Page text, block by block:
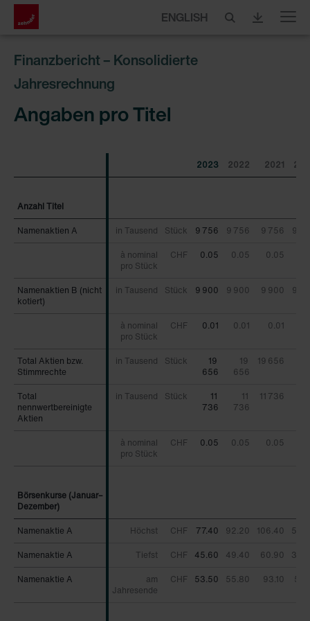
ENGLISH Menu
Finanzbericht – Konsolidierte
Jahresrechnung
Angaben pro Titel
2023 2022 2021
Anzahl Titel
Namenaktien A in Tausend Stück 9 756 9 756 9 756 9
à nominal
pro Stück
CHF 0.05 0.05 0.05
Namenaktien B (nicht
kotiert)
in Tausend Stück 9 900 9 900 9 900 9
à nominal
pro Stück
CHF 0.01 0.01 0.01
Total Aktien bzw.
Stimmrechte
in Tausend Stück
19
656
19
656
19 656
Total
nennwertbereinigte
Aktien
in Tausend Stück
11
736
11
736
11 736
à nominal
pro Stück
CHF 0.05 0.05 0.05
Börsenkurse (Januar–
Dezember)
Namenaktie A Höchst CHF 77.40 92.20 106.40
Namenaktie A Tiefst CHF 45.60 49.40 60.90
Namenaktie A
am
Jahresende
CHF 53.50 55.80 93.10
Anzahl Titel
Namenaktien A
Namenaktien B (nicht
kotiert)
Total Aktien bzw.
Stimmrechte
Total
nennwertbereinigte
Aktien
Börsenkurse (Januar–
Dezember)
Namenaktie A
Namenaktie A
Namenaktie A